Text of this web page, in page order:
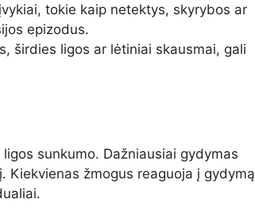
tokie kaip netektys, skyrybos ar
epizodus.
širdies ligos ar lėtiniai skausmai, gali
sunkumo. Dažniausiai gydymas
Kiekvienas žmogus reaguoja į gydymą